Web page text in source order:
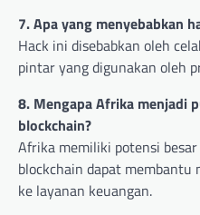
7. Apa yang menyebabkan
Hack ini disebabkan oleh
pintar yang digunakan oleh
8. Mengapa Afrika menjadi
blockchain?
Afrika memiliki potensi
blockchain dapat membantu
ke layanan keuangan.